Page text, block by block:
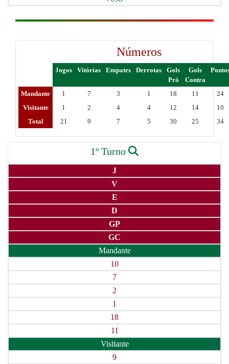
Números
Jogos Vitórias Empates Derrotas
Gols
Pró
Gols
Contra
Mandante 1 7 3 1 18 11
24
Visitante
1 2 4 4 12 14
10
Total
21 9 7 5 30 25 34
1º Turno
J
V
E
D
GP
GC
Mandante
10
7
2
1
18
11
Visitante
9